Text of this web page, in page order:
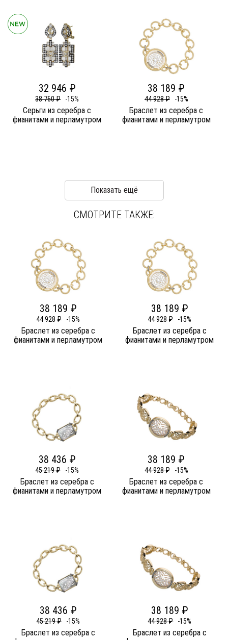
32 946 ₽
38 760 ₽ -15%
Серьги из серебра c
фианитами и перламутром
38 189 ₽
44 928 ₽ -15%
Браслет из серебра c
фианитами и перламутром
Показать ещё
СМОТРИТЕ ТАКЖЕ:
38 189 ₽
44 928 ₽ -15%
Браслет из серебра c
фианитами и перламутром
38 189 ₽
44 928 ₽ -15%
Браслет из серебра c
фианитами и перламутром
38 436 ₽
45 219 ₽ -15%
Браслет из серебра c
фианитами и перламутром
38 189 ₽
44 928 ₽ -15%
Браслет из серебра c
фианитами и перламутром
38 436 ₽
45 219 ₽ -15%
Браслет из серебра c
38 189 ₽
44 928 ₽ -15%
Браслет из серебра c